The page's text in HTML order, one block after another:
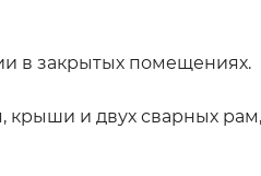
в закрытых помещениях.
крыши и двух сварных